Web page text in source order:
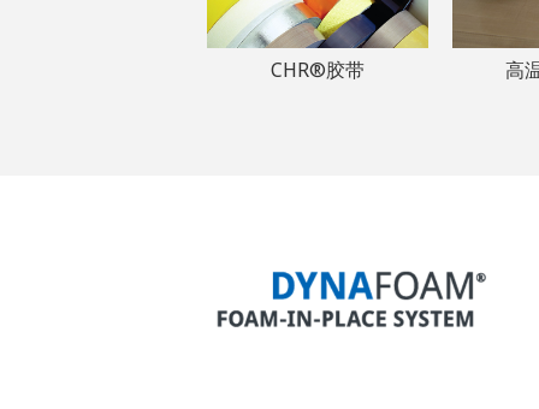
CHR®胶带 高